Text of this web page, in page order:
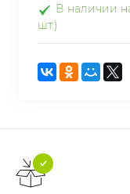
В наличии
шт.)